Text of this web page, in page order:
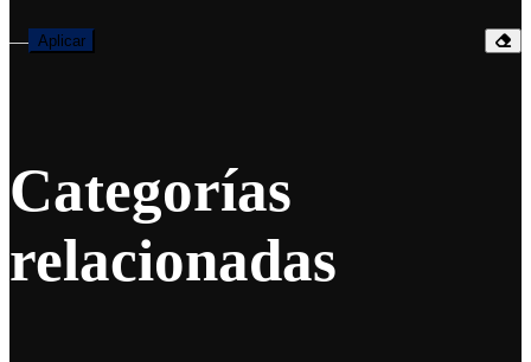
— Aplicar
Categorías
relacionadas